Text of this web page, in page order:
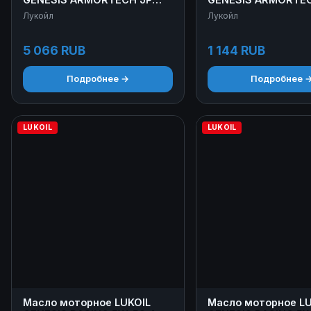
0W-30 4+1 л
Лукойл
5 066 RUB
Подробнее →
5W-30 1 л
Лукойл
1 144 RUB
Подробнее
LUKOIL
Масло моторное LUKOIL
LUKOIL
Масло моторное